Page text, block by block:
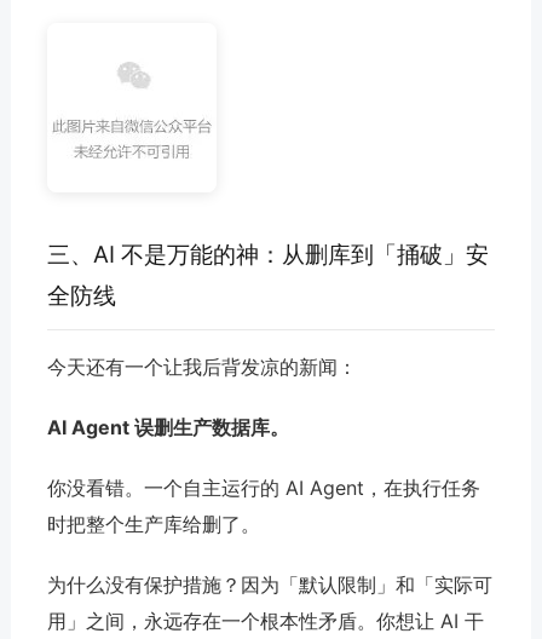
三、AI 不是万能的神：从删库到「捅破」安
全防线
今天还有一个让我后背发凉的新闻：
AI Agent 误删生产数据库。
你没看错。一个自主运行的 AI Agent，在执行任务
时把整个生产库给删了。
为什么没有保护措施？因为「默认限制」和「实际可
用」之间，永远存在一个根本性矛盾。你想让 AI 干